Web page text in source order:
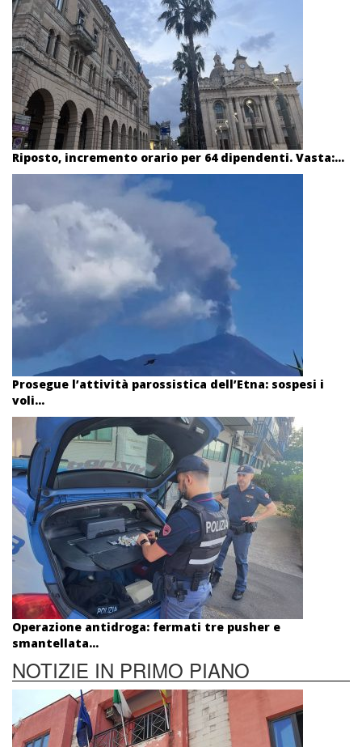
Riposto, incremento orario per 64 dipendenti. Vasta:...
Prosegue l’attività parossistica dell’Etna: sospesi i
voli...
Operazione antidroga: fermati tre pusher e
smantellata...
NOTIZIE IN PRIMO PIANO